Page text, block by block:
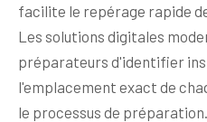
facilite le repérage rapide
Les solutions digitales
préparateurs d'identifier
l'emplacement exact de
le processus de